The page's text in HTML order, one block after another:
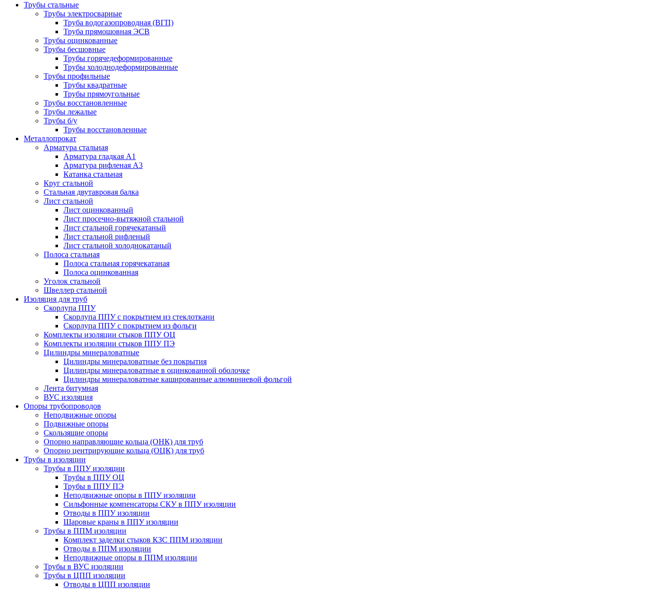
Трубы стальные
Трубы электросварные
Труба водогазопроводная (ВГП)
Труба прямошовная ЭСВ
Трубы оцинкованные
Трубы бесшовные
Трубы горячедеформированные
Трубы холоднодеформированные
Трубы профильные
Трубы квадратные
Трубы прямоугольные
Трубы восстановленные
Трубы лежалые
Трубы б/у
Трубы восстановленные
Металлопрокат
Арматура стальная
Арматура гладкая А1
Арматура рифленая А3
Катанка стальная
Круг стальной
Стальная двутавровая балка
Лист стальной
Лист оцинкованный
Лист просечно-вытяжной стальной
Лист стальной горячекатаный
Лист стальной рифленый
Лист стальной холоднокатаный
Полоса стальная
Полоса стальная горячекатаная
Полоса оцинкованная
Уголок стальной
Швеллер стальной
Изоляция для труб
Скорлупа ППУ
Скорлупа ППУ с покрытием из стеклоткани
Скорлупа ППУ с покрытием из фольги
Комплекты изоляции стыков ППУ ОЦ
Комплекты изоляции стыков ППУ ПЭ
Цилиндры минераловатные
Цилиндры минераловатные без покрытия
Цилиндры минераловатные в оцинкованной оболочке
Цилиндры минераловатные кашированные алюминиевой фольгой
Лента битумная
ВУС изоляция
Опоры трубопроводов
Неподвижные опоры
Подвижные опоры
Скользящие опоры
Опорно направляющие кольца (ОНК) для труб
Опорно центрирующие кольца (ОЦК) для труб
Трубы в изоляции
Трубы в ППУ изоляции
Трубы в ППУ ОЦ
Трубы в ППУ ПЭ
Неподвижные опоры в ППУ изоляции
Сильфонные компенсаторы СКУ в ППУ изоляции
Отводы в ППУ изоляции
Шаровые краны в ППУ изоляции
Трубы в ППМ изоляции
Комплект заделки стыков КЗС ППМ изоляции
Отводы в ППМ изоляции
Неподвижные опоры в ППМ изоляции
Трубы в ВУС изоляции
Трубы в ЦПП изоляции
Отводы в ЦПП изоляции